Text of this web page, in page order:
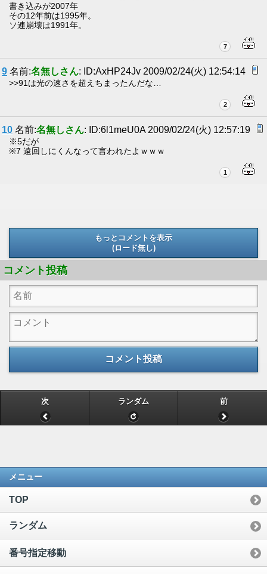
書き込みが2007年
その12年前は1995年。
ソ連崩壊は1991年。
7
9 名前:名無しさん: ID:AxHP24Jv 2009/02/24(火) 12:54:14
>>91は光の速さを超えちまったんだな…
2
10 名前:名無しさん: ID:6l1meU0A 2009/02/24(火) 12:57:19
※5だが
※7 遠回しにくんなって言われたよｗｗｗ
1
もっとコメントを表示
(ロード無し)
コメント投稿
コメント投稿
次 ランダム 前
メニュー
TOP
ランダム
番号指定移動